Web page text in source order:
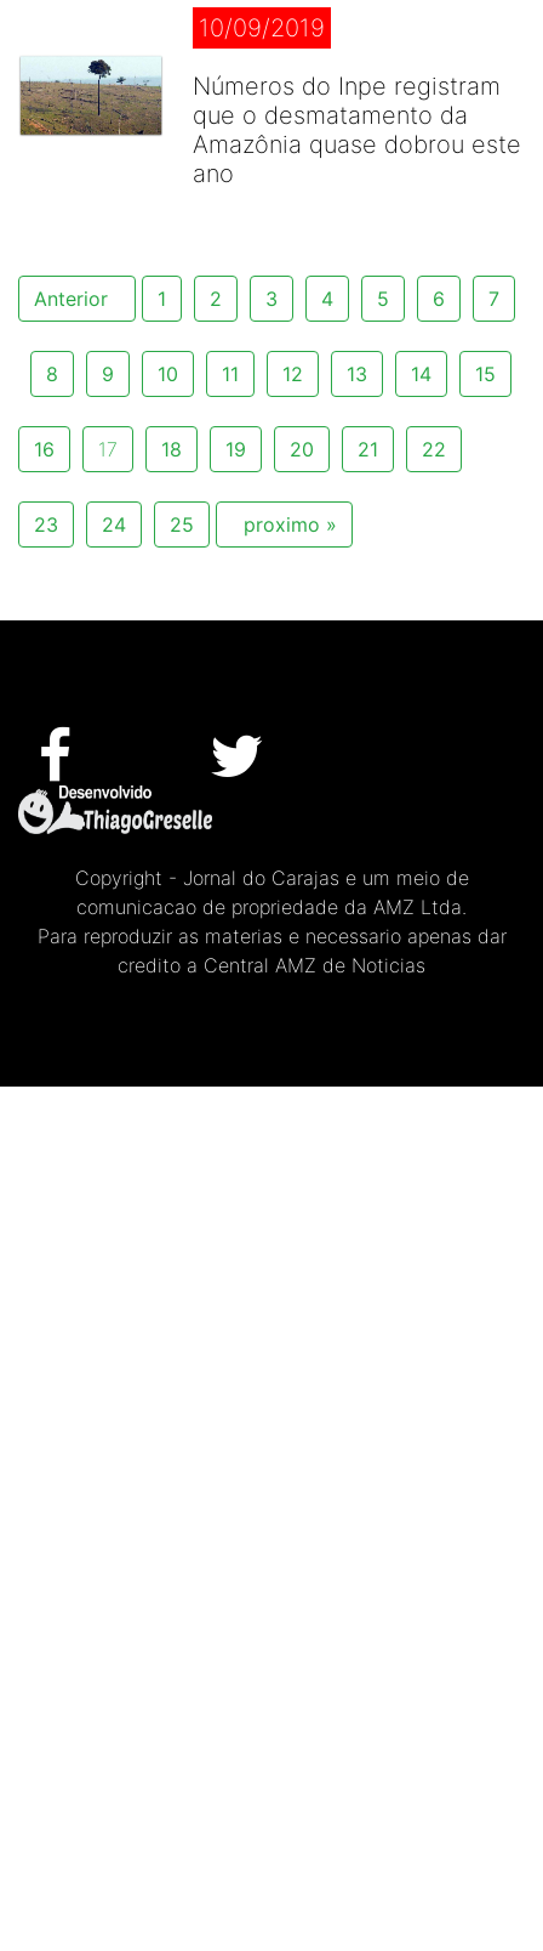
10/09/2019
Números do Inpe registram
que o desmatamento da
Amazônia quase dobrou este
ano
Anterior 1 2 3 4 5 6 7
8 9 10 11 12 13 14 15
16 17 18 19 20 21 22
23 24 25 proximo »
Copyright - Jornal do Carajas e um meio de
comunicacao de propriedade da AMZ Ltda.
Para reproduzir as materias e necessario apenas dar
credito a Central AMZ de Noticias